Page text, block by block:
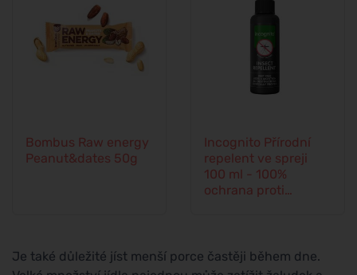
Bombus Raw energy
Peanut&dates 50g
Incognito Přírodní
repelent ve spreji
100 ml - 100%
ochrana proti
Je také důležité jíst menší porce častěji během dne.